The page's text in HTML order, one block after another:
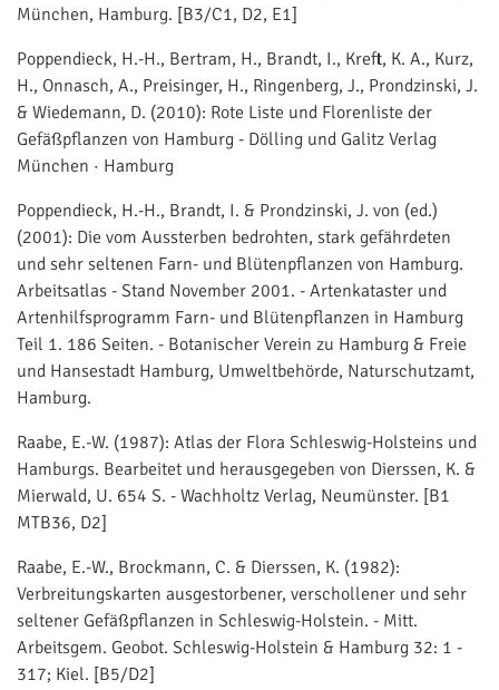
München, Hamburg. [B3/C1, D2, E1]
Poppendieck, H.-H., Bertram, H., Brandt, I., Kreft, K. A., Kurz,
H., Onnasch, A., Preisinger, H., Ringenberg, J., Prondzinski, J.
& Wiedemann, D. (2010): Rote Liste und Florenliste der
Gefäßpflanzen von Hamburg - Dölling und Galitz Verlag
München · Hamburg
Poppendieck, H.-H., Brandt, I. & Prondzinski, J. von (ed.)
(2001): Die vom Aussterben bedrohten, stark gefährdeten
und sehr seltenen Farn- und Blütenpflanzen von Hamburg.
Arbeitsatlas - Stand November 2001. - Artenkataster und
Artenhilfsprogramm Farn- und Blütenpflanzen in Hamburg
Teil 1. 186 Seiten. - Botanischer Verein zu Hamburg & Freie
und Hansestadt Hamburg, Umweltbehörde, Naturschutzamt,
Hamburg.
Raabe, E.-W. (1987): Atlas der Flora Schleswig-Holsteins und
Hamburgs. Bearbeitet und herausgegeben von Dierssen, K. &
Mierwald, U. 654 S. - Wachholtz Verlag, Neumünster. [B1
MTB36, D2]
Raabe, E.-W., Brockmann, C. & Dierssen, K. (1982):
Verbreitungskarten ausgestorbener, verschollener und sehr
seltener Gefäßpflanzen in Schleswig-Holstein. - Mitt.
Arbeitsgem. Geobot. Schleswig-Holstein & Hamburg 32: 1 -
317; Kiel. [B5/D2]